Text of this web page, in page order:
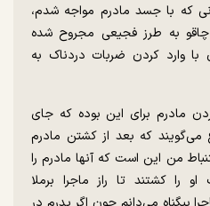
که با جسد مادرم مواجه شدم،
به طرز فجیعی مجروح شده
وارد کردن ضربات دردناک به
مادرم برای این بوده که جای
می‌گویند که بعد از کشتن مادرم
من این است که آنها مادرم را
را کشتند تا راز ماجرا برملا